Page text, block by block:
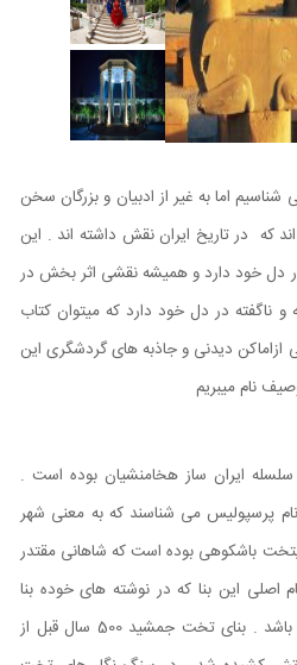
اما به غیر از ادبیان و بزرگان سخن
که در تاریخ ایران نقش داشته اند . این
دل خود دارد و همیشه نقشی اثر بخش در
و ناگفته در دل خود دارد که میتوان کتاب
دیدنی و جاذبه های گردشگری این
نام میبریم
ایران ساز هخامنشیان بوده است .
پرسپولیس می شناسند که به معنی شهر
باشکوهی بوده است که شاهانی مقتدر
اصلی این بنا که در نوشته های خوده بنا
نوشته شده است است پارسه می باشد . بنای تخت جمشید 500 سال قبل از